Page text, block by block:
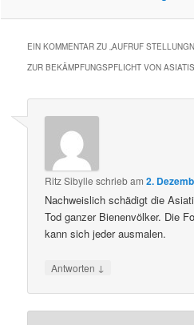
EIN KOMMENTAR ZU „AUFRUF
ZUR BEKÄMPFUNGSPFLICHT VON
Ritz Sibylle schriebam2.
Nachweislich schädigt die
Tod ganzer Bienenvölker. Die
kann sich jeder ausmalen.
Antworten ↓